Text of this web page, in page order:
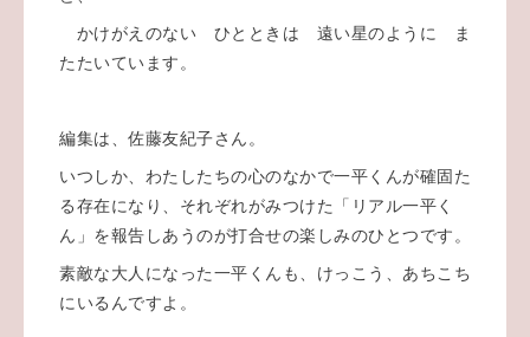
かけがえのない ひとときは 遠い星のように ま
たたいています。
編集は、佐藤友紀子さん。
いつしか、わたしたちの心のなかで一平くんが確固た
る存在になり、それぞれがみつけた「リアル一平く
ん」を報告しあうのが打合せの楽しみのひとつです。
素敵な大人になった一平くんも、けっこう、あちこち
にいるんですよ。